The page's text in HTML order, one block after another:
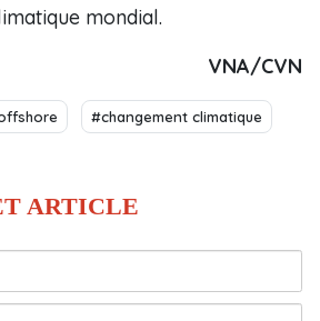
mondial.
VNA/CVN
#changement climatique